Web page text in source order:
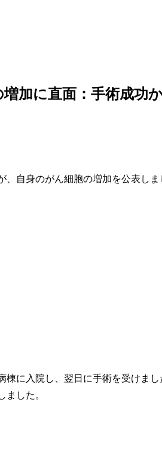
加に直面：手術成功
、自身のがん細胞の増加を公表し
棟に入院し、翌日に手術を受けま
ました。